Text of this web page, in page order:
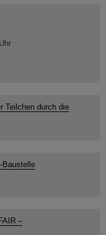
Teilchen durch die
Baustelle
–